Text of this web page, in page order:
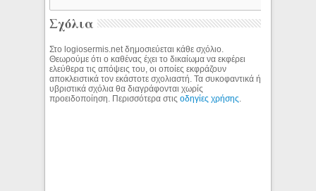
Σχόλια
Στο logiosermis.net δημοσιεύεται κάθε σχόλιο.
Θεωρούμε ότι ο καθένας έχει το δικαίωμα να εκφέρει
ελεύθερα τις απόψεις του, οι οποίες εκφράζουν
αποκλειστικά τον εκάστοτε σχολιαστή. Τα συκοφαντικά ή
υβριστικά σχόλια θα διαγράφονται χωρίς
προειδοποίηση. Περισσότερα στιςοδηγίες χρήσης